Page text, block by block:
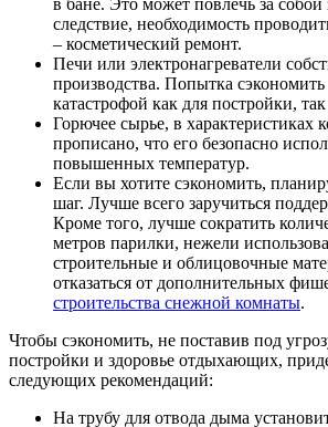
следствие, необходимость
– косметический ремонт.
Печи или электронагреватели
производства. Попытка
катастрофой как для постройки,
Горючее сырье, в характеристиках
прописано, что его безопасно
повышенных температур.
Если вы хотите сэкономить,
шаг. Лучше всего заручиться
Кроме того, лучше сократить
метров парилки, нежели
строительные и облицовочные
отказаться от дополнительных
строительства снежной комнаты.
Чтобы сэкономить, не поставив под
постройки и здоровье отдыхающих,
следующих рекомендаций:
На трубу для отвода дыма